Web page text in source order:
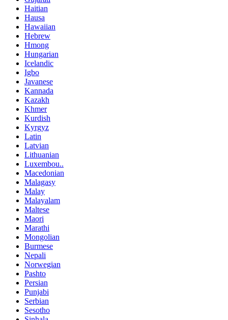
Haitian
Hausa
Hawaiian
Hebrew
Hmong
Hungarian
Icelandic
Igbo
Javanese
Kannada
Kazakh
Khmer
Kurdish
Kyrgyz
Latin
Latvian
Lithuanian
Luxembou..
Macedonian
Malagasy
Malay
Malayalam
Maltese
Maori
Marathi
Mongolian
Burmese
Nepali
Norwegian
Pashto
Persian
Punjabi
Serbian
Sesotho